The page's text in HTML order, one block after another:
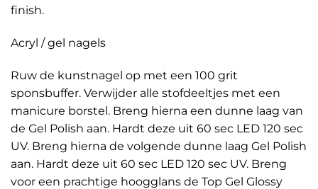
finish.
Acryl / gel nagels
Ruw de kunstnagel op met een 100 grit
sponsbuffer. Verwijder alle stofdeeltjes met een
manicure borstel. Breng hierna een dunne laag van
de Gel Polish aan. Hardt deze uit 60 sec LED 120 sec
UV. Breng hierna de volgende dunne laag Gel Polish
aan. Hardt deze uit 60 sec LED 120 sec UV. Breng
voor een prachtige hoogglans de Top Gel Glossy